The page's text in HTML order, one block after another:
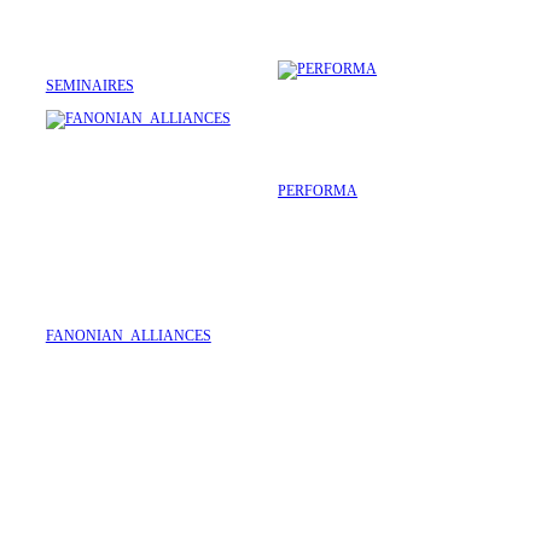
SEMINAIRES
FANONIAN_ALLIANCES
PERFORMA